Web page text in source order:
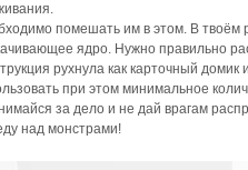
помешать им в этом. В твоём
ядро. Нужно правильно
рухнула как карточный
при этом минимальное
за дело и не дай врагам
над монстрами!